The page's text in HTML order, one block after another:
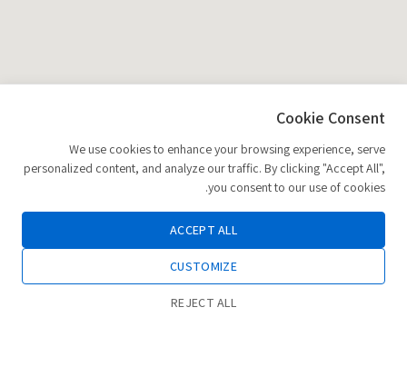
הוספה לסל 0
Cookie Consent
We use cookies to enhance your browsing experience, serve
personalized content, and analyze our traffic. By clicking "Accept All",
you consent to our use of cookies.
ACCEPT ALL
CUSTOMIZE
REJECT ALL